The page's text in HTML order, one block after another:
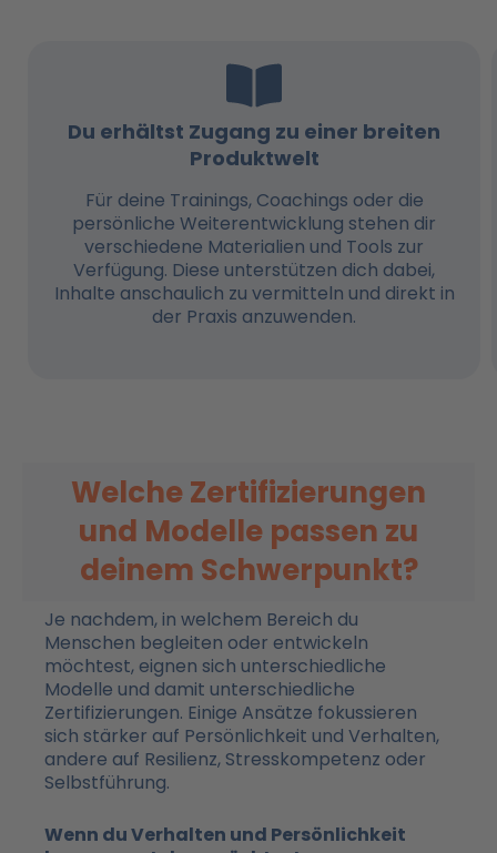
Du erhältst Zugang zu einer breiten
Produktwelt
Für deine Trainings, Coachings oder die
persönliche Weiterentwicklung stehen dir
verschiedene Materialien und Tools zur
Verfügung. Diese unterstützen dich dabei,
Inhalte anschaulich zu vermitteln und direkt in
der Praxis anzuwenden.
Welche Zertifizierungen
und Modelle passen zu
deinem Schwerpunkt?
Je nachdem, in welchem Bereich du
Menschen begleiten oder entwickeln
möchtest, eignen sich unterschiedliche
Modelle und damit unterschiedliche
Zertifizierungen. Einige Ansätze fokussieren
sich stärker auf Persönlichkeit und Verhalten,
andere auf Resilienz, Stresskompetenz oder
Selbstführung.
Wenn du Verhalten und Persönlichkeit